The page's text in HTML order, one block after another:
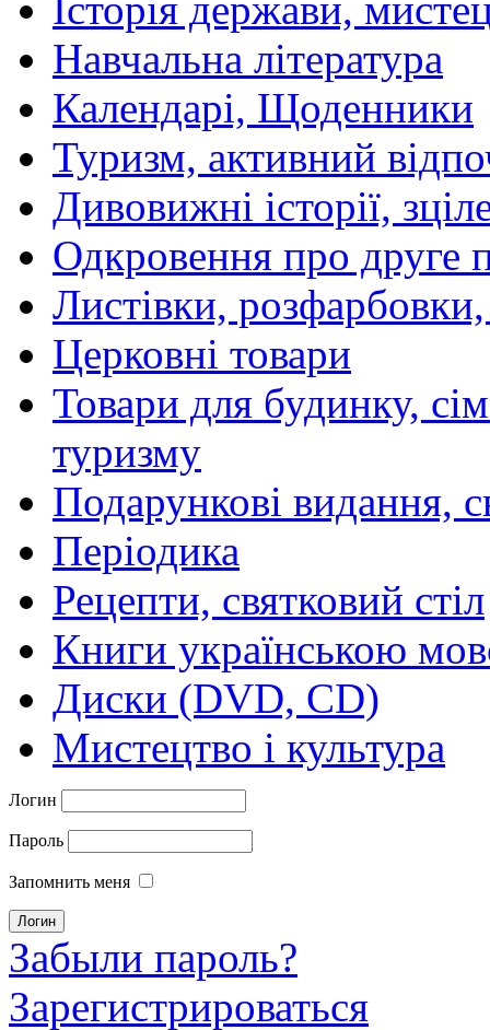
Навчальна література
Календарі, Щоденники
Туризм, активний
Дивовижні історії,
Одкровення про друге
Листівки,
Церковні товари
Товари для будинку,
туризму
Подарункові видання,
Періодика
Рецепти, святковий стіл
Книги українською
Диски (DVD, CD)
Мистецтво і культура
Логин
Пароль
Запомнить меня
Забыли пароль?
Зарегистрироваться